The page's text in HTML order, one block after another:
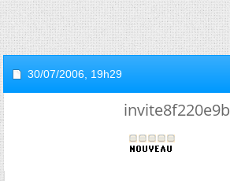
30/07/2006, 19h29
invite8f220e9b